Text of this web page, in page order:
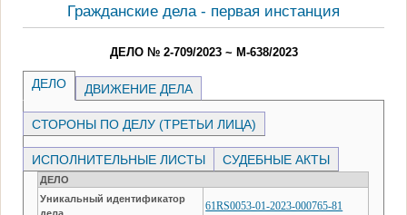
Гражданские дела - первая инстанция
ДЕЛО № 2-709/2023 ~ М-638/2023
ДЕЛО ДВИЖЕНИЕ ДЕЛА
СТОРОНЫ ПО ДЕЛУ (ТРЕТЬИ ЛИЦА)
ИСПОЛНИТЕЛЬНЫЕ ЛИСТЫ СУДЕБНЫЕ АКТЫ
ДЕЛО
Уникальный идентификатор
61RS0053-01-2023-000765-81